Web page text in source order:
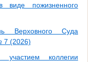
виде пожизненного
Верховного Суда
7 (2026)
коллегии